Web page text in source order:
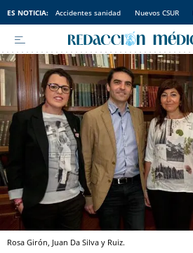
ES NOTICIA: Accidentes sanidad Nuevos CSUR
Rosa Girón, Juan Da Silva y Ruiz.